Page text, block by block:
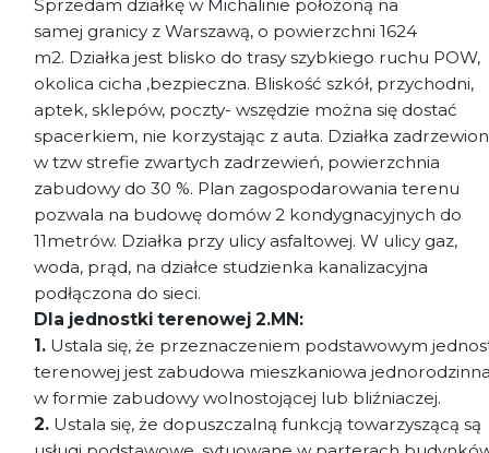
Sprzedam działkę w Michalinie położoną na
samej granicy z Warszawą, o powierzchni 1624
m2. Działka jest blisko do trasy szybkiego ruchu POW,
okolica cicha ,bezpieczna. Bliskość szkół, przychodni,
aptek, sklepów, poczty- wszędzie można się dostać
spacerkiem, nie korzystając z auta. Działka
w tzw strefie zwartych zadrzewień, powierzchnia
zabudowy do 30 %. Plan zagospodarowania terenu
pozwala na budowę domów 2 kondygnacyjnych do
11metrów. Działka przy ulicy asfaltowej. W ulicy gaz,
woda, prąd, na działce studzienka kanalizacyjna
podłączona do sieci.
Dla jednostki terenowej 2.MN:
1.Ustala się, że przeznaczeniem podstawowym
terenowej jest zabudowa mieszkaniowa
w formie zabudowy wolnostojącej lub bliźniaczej.
2.Ustala się, że dopuszczalną funkcją towarzyszącą są